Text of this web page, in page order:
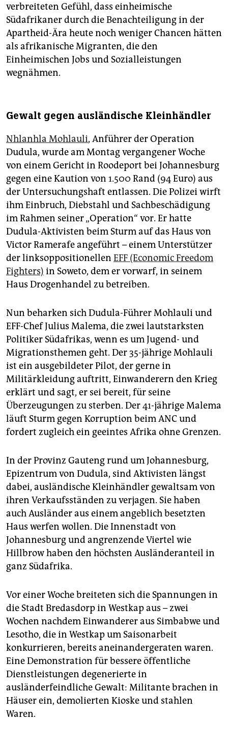
verbreiteten Gefühl, dass einheimische
Südafrikaner durch die Benachteiligung in der
Apartheid-Ära heute noch weniger Chancen hätten
als afrikanische Migranten, die den
Einheimischen Jobs und Sozialleistungen
wegnähmen.
Gewalt gegen ausländische Kleinhändler
Nhlanhla Mohlauli, Anführer der Operation
Dudula, wurde am Montag vergangener Woche
von einem Gericht in Roodeport bei Johannesburg
gegen eine Kaution von 1.500 Rand (94 Euro) aus
der Untersuchungshaft entlassen. Die Polizei wirft
ihm Einbruch, Diebstahl und Sachbeschädigung
im Rahmen seiner „Operation“ vor. Er hatte
Dudula-Aktivisten beim Sturm auf das Haus von
Victor Ramerafe angeführt – einem Unterstützer
der linksopposi­tio­nellen EFF (Economic Freedom
Fighters) in Soweto, dem er vorwarf, in seinem
Haus Drogenhandel zu betreiben.
Nun beharken sich Dudula-Führer Mohlauli und
EFF-Chef Julius Malema, die zwei lautstarksten
Politiker Südafrikas, wenn es um Jugend- und
Migrationsthemen geht. Der 35-jährige Mohlauli
ist ein ausgebildeter Pilot, der gerne in
Militärkleidung auftritt, Einwanderern den Krieg
erklärt und sagt, er sei bereit, für seine
Überzeugungen zu sterben. Der 41-jährige Malema
läuft Sturm gegen Korruption beim ANC und
fordert zugleich ein geeintes Afrika ohne Grenzen.
In der Provinz Gauteng rund um Johannesburg,
Epizentrum von Dudula, sind Aktivisten längst
dabei, ausländische Kleinhändler gewaltsam von
ihren Verkaufsständen zu verjagen. Sie haben
auch Ausländer aus einem angeblich besetzten
Haus werfen wollen. Die Innenstadt von
Johannesburg und angrenzende Viertel wie
Hillbrow haben den höchsten Ausländeranteil in
ganz Südafrika.
Vor einer Woche breiteten sich die Spannungen in
die Stadt Bredasdorp in Westkap aus – zwei
Wochen nachdem Einwanderer aus Simbabwe und
Lesotho, die in Westkap um Saisonarbeit
konkurrieren, bereits aneinandergeraten waren.
Eine Demonstration für bessere öffentliche
Dienstleistungen degenerierte in
ausländerfeindliche Gewalt: Militante brachen in
Häuser ein, demolierten Kioske und stahlen
Waren.